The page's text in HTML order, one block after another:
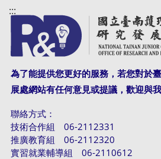
:::
為了能提供您更好的服務，若您對於
展處網站有任何意見或提議，歡迎與我
聯絡方式：
技術合作組 06-2112331
推廣教育組 06-2112320
實習就業輔導組 06-2110612